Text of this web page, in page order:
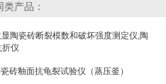
类产品：
陶瓷砖断裂模数和破坏强度测定仪,陶
折仪
砖釉面抗龟裂试验仪（蒸压釜）